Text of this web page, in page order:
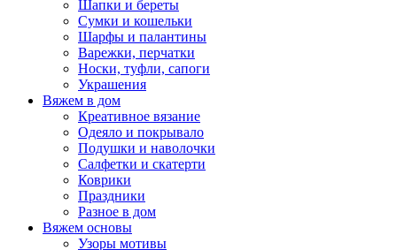
Шапки и береты
Сумки и кошельки
Шарфы и палантины
Варежки, перчатки
Носки, туфли, сапоги
Украшения
Вяжем в дом
Креативное вязание
Одеяло и покрывало
Подушки и наволочки
Салфетки и скатерти
Коврики
Праздники
Разное в дом
Вяжем основы
Узоры мотивы